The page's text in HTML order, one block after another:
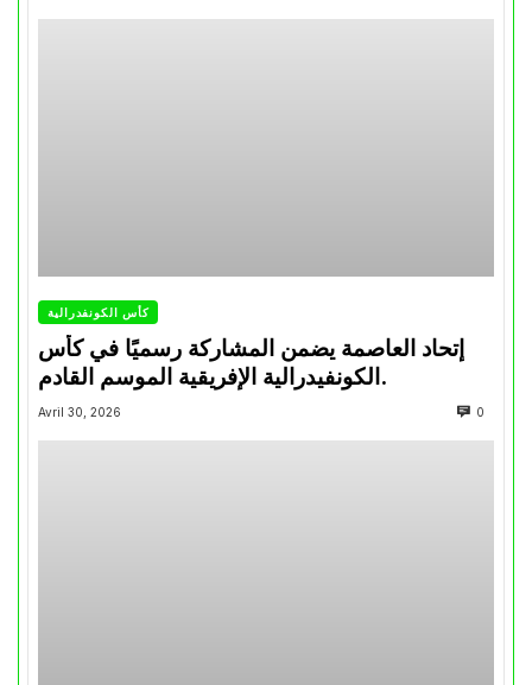
كأس الكونفدرالية
إتحاد العاصمة يضمن المشاركة رسميًا في كأس
الكونفيدرالية الإفريقية الموسم القادم.
Avril 30, 2026 0